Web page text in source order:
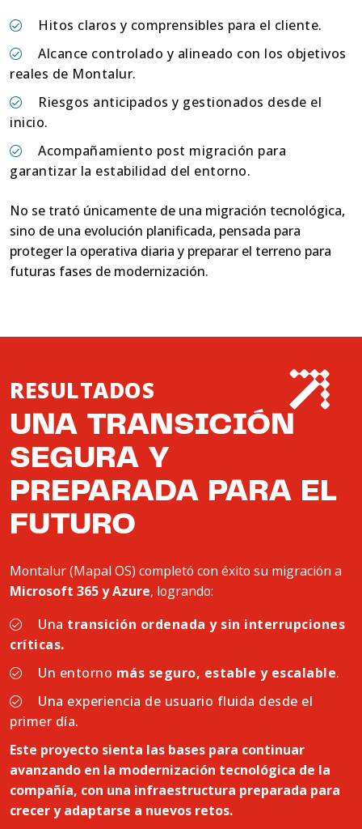
Hitos claros y comprensibles para el cliente.
Alcance controlado y alineado con los objetivos
reales de Montalur.
Riesgos anticipados y gestionados desde el
inicio.
Acompañamiento post migración para
garantizar la estabilidad del entorno.
No se trató únicamente de una migración tecnológica,
sino de una evolución planificada, pensada para
proteger la operativa diaria y preparar el terreno para
futuras fases de modernización.
RESULTADOS
UNA TRANSICIÓN
SEGURA Y
PREPARADA PARA EL
FUTURO
Montalur (Mapal OS) completó con éxito su migración a
Microsoft 365 y Azure, logrando:
Una transición ordenada y sin interrupciones
críticas.
Un entorno más seguro, estable y escalable.
Una experiencia de usuario fluida desde el
primer día.
Este proyecto sienta las bases para continuar
avanzando en la modernización tecnológica de la
compañía, con una infraestructura preparada para
crecer y adaptarse a nuevos retos.